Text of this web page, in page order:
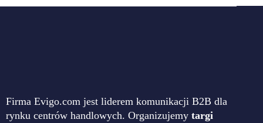
Firma Evigo.com jest liderem komunikacji B2B dla
rynku centrów handlowych. Organizujemy targi